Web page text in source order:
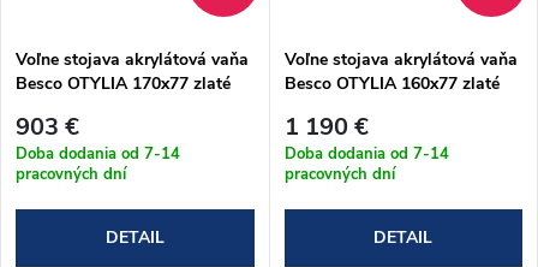
Voľne stojava akrylátová vaňa
Besco OTYLIA 170x77 zlaté
903 €
Doba dodania od 7-14
pracovných dní
DETAIL
Voľne stojava akrylátová vaňa
Besco OTYLIA 160x77 zlaté
1 190 €
Doba dodania od 7-14
pracovných dní
DETAIL